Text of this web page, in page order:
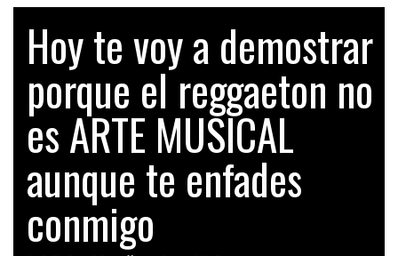
OPINIÓN
ENTRETENIMIENTO
TECH
VIDEOS
Hoy te voy a demostrar
porque el reggaeton no
es ARTE MUSICAL
aunque te enfades
conmigo